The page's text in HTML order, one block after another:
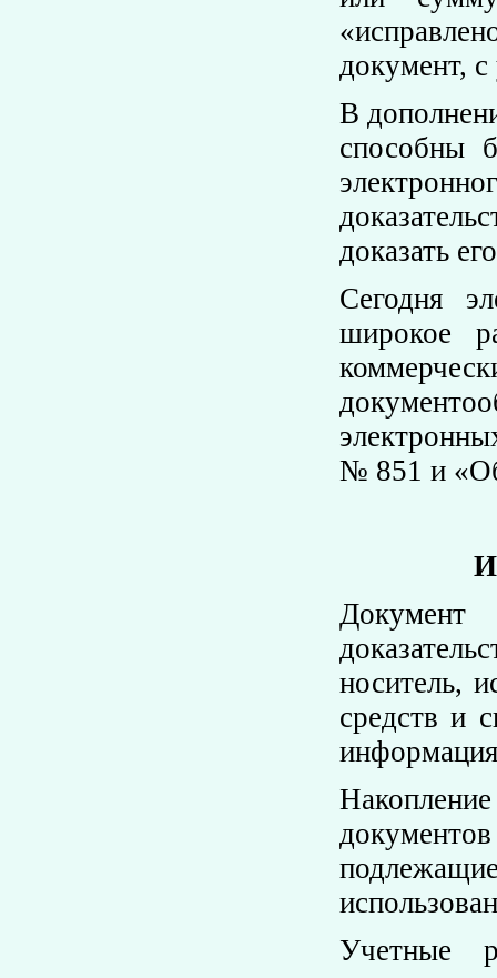
документ, с
В
способны
доказать
Сегодня
широкое
№ 851 и
Документ
носитель,
средств и
Учетные